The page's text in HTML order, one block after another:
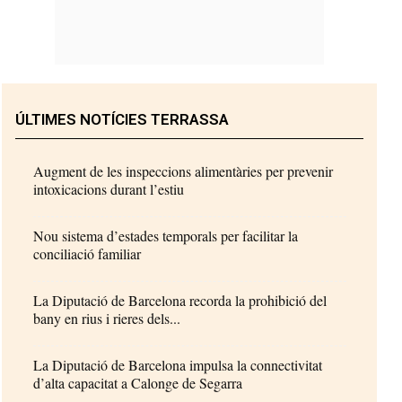
ÚLTIMES NOTÍCIES TERRASSA
Augment de les inspeccions alimentàries per prevenir
intoxicacions durant l’estiu
Nou sistema d’estades temporals per facilitar la
conciliació familiar
La Diputació de Barcelona recorda la prohibició del
bany en rius i rieres dels...
La Diputació de Barcelona impulsa la connectivitat
d’alta capacitat a Calonge de Segarra